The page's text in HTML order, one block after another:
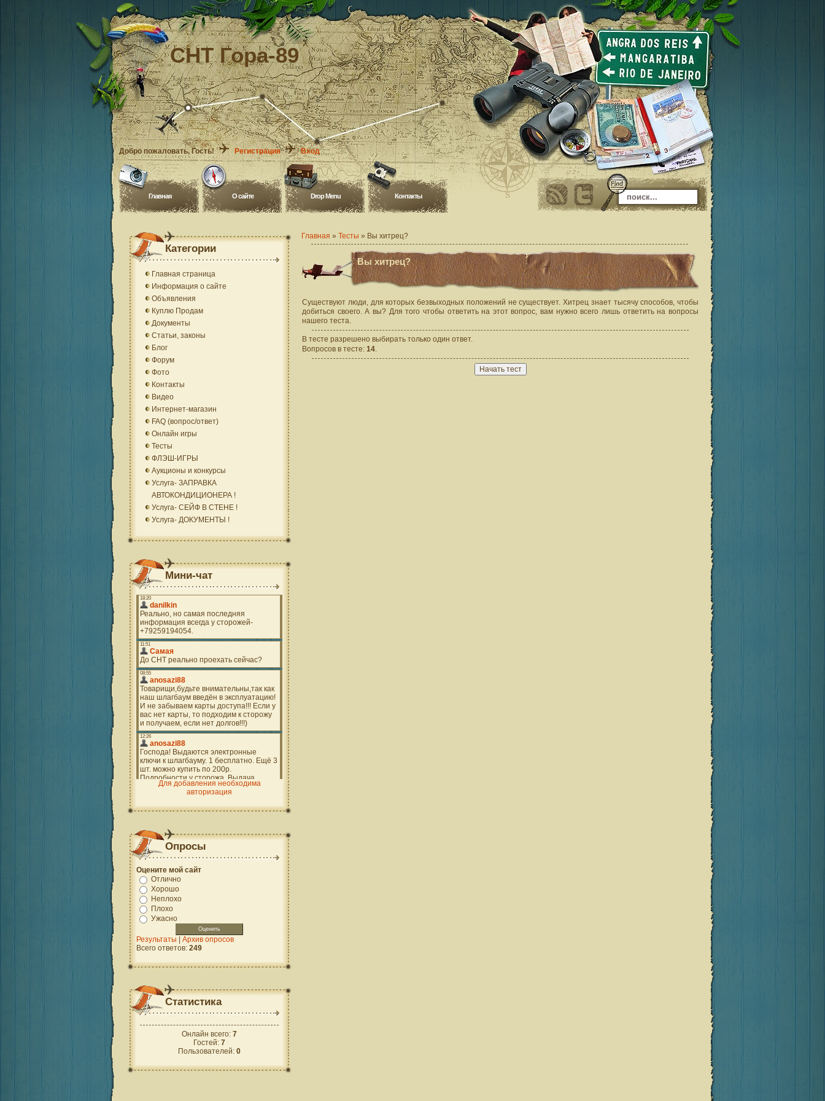
СНТ Гора-89
Добро пожаловать, Гость! Регистрация Вход
Главная O сайте Drop Menu Контакты
Главная » Тесты » Вы хитрец?
Вы хитрец?
Существуют люди, для которых безвыходных положений не существует. Хитрец знает тысячу способов, чтобы
добиться своего. А вы? Для того чтобы ответить на этот вопрос, вам нужно всего лишь ответить на вопросы
нашего теста.
В тесте разрешено выбирать только один ответ.
Вопросов в тесте: 14.
Категории
Главная страница
Информация о сайте
Объявления
Куплю Продам
Документы
Статьи, законы
Блог
Форум
Фото
Контакты
Видео
Интернет-магазин
FAQ (вопрос/ответ)
Онлайн игры
Тесты
ФЛЭШ-ИГРЫ
Аукционы и конкурсы
Услуга- ЗАПРАВКА
АВТОКОНДИЦИОНЕРА !
Услуга- СЕЙФ В СТЕНЕ !
Услуга- ДОКУМЕНТЫ !
Мини-чат
Для добавления необходима
авторизация
Опросы
Оцените мой сайт
Отлично
Хорошо
Неплохо
Плохо
Ужасно
Результаты | Архив опросов
Всего ответов: 249
Статистика
Онлайн всего: 7
Гостей: 7
Пользователей: 0